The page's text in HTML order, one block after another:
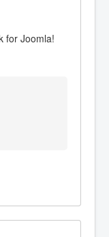
for Joomla!